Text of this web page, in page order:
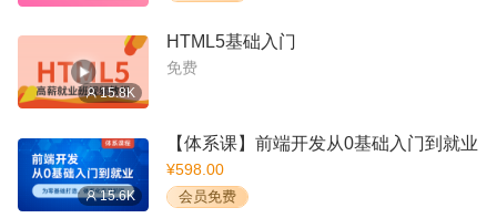
15.8K
HTML5基础入门
免费
15.6K
【体系课】前端开发从0基础入门到就业
¥598.00
会员免费